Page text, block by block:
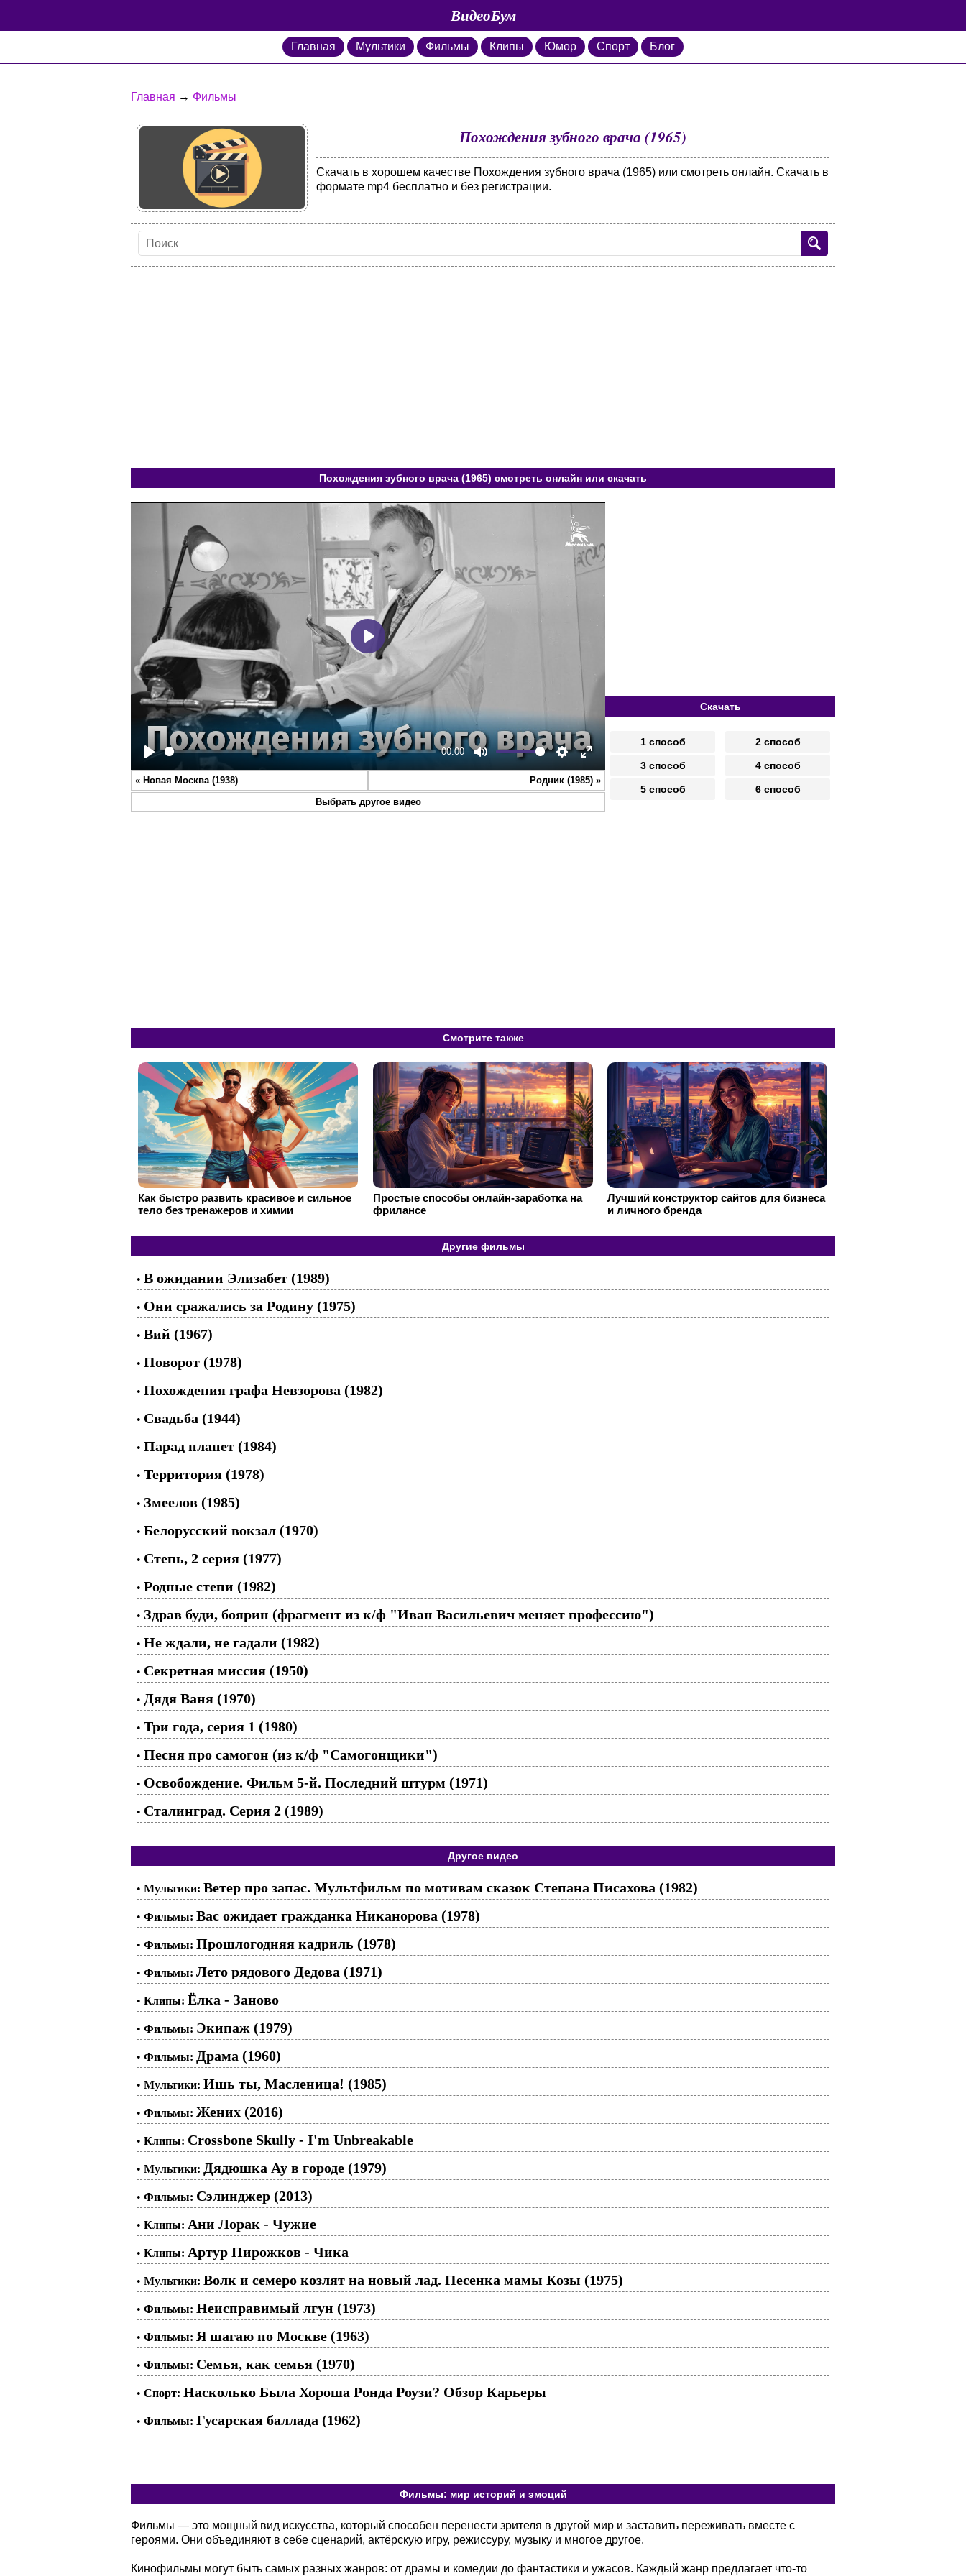
ВидеоБум
Главная Мультики Фильмы Клипы Юмор Спорт Блог
Главная → Фильмы
Похождения зубного врача (1965)
Скачать в хорошем качестве Похождения зубного врача (1965) или смотреть онлайн. Скачать в
формате mp4 бесплатно и без регистрации.
Похождения зубного врача (1965) смотреть онлайн или скачать
Play
00:00
Mute Settings
Enter
fullscreen
Play
« Новая Москва (1938) Родник (1985) »
Выбрать другое видео
Скачать
1 способ 2 способ
3 способ 4 способ
5 способ 6 способ
Смотрите также
Как быстро развить красивое и сильное
тело без тренажеров и химии
Простые способы онлайн-заработка на
фрилансе
Лучший конструктор сайтов для бизнеса
и личного бренда
Другие фильмы
• В ожидании Элизабет (1989)
• Они сражались за Родину (1975)
• Вий (1967)
• Поворот (1978)
• Похождения графа Невзорова (1982)
• Свадьба (1944)
• Парад планет (1984)
• Территория (1978)
• Змеелов (1985)
• Белорусский вокзал (1970)
• Степь, 2 серия (1977)
• Родные степи (1982)
• Здрав буди, боярин (фрагмент из к/ф "Иван Васильевич меняет профессию")
• Не ждали, не гадали (1982)
• Секретная миссия (1950)
• Дядя Ваня (1970)
• Три года, серия 1 (1980)
• Песня про самогон (из к/ф "Самогонщики")
• Освобождение. Фильм 5-й. Последний штурм (1971)
• Сталинград. Серия 2 (1989)
Другое видео
• Мультики: Ветер про запас. Мультфильм по мотивам сказок Степана Писахова (1982)
• Фильмы: Вас ожидает гражданка Никанорова (1978)
• Фильмы: Прошлогодняя кадриль (1978)
• Фильмы: Лето рядового Дедова (1971)
• Клипы: Ёлка - Заново
• Фильмы: Экипаж (1979)
• Фильмы: Драма (1960)
• Мультики: Ишь ты, Масленица! (1985)
• Фильмы: Жених (2016)
• Клипы: Crossbone Skully - I'm Unbreakable
• Мультики: Дядюшка Ау в городе (1979)
• Фильмы: Сэлинджер (2013)
• Клипы: Ани Лорак - Чужие
• Клипы: Артур Пирожков - Чика
• Мультики: Волк и семеро козлят на новый лад. Песенка мамы Козы (1975)
• Фильмы: Неисправимый лгун (1973)
• Фильмы: Я шагаю по Москве (1963)
• Фильмы: Семья, как семья (1970)
• Спорт: Насколько Была Хороша Ронда Роузи? Обзор Карьеры
• Фильмы: Гусарская баллада (1962)
Фильмы: мир историй и эмоций
Фильмы — это мощный вид искусства, который способен перенести зрителя в другой мир и заставить переживать вместе с
героями. Они объединяют в себе сценарий, актёрскую игру, режиссуру, музыку и многое другое.
Кинофильмы могут быть самых разных жанров: от драмы и комедии до фантастики и ужасов. Каждый жанр предлагает что-то